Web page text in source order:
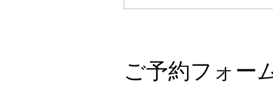
ご予約フォー